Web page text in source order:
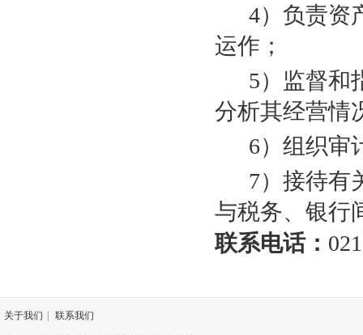
4）负责资
运作；
5）监督和
分析其经营情
6）组织审
7）接待有
与税务、银行
联系电话：
关于我们 联系我们